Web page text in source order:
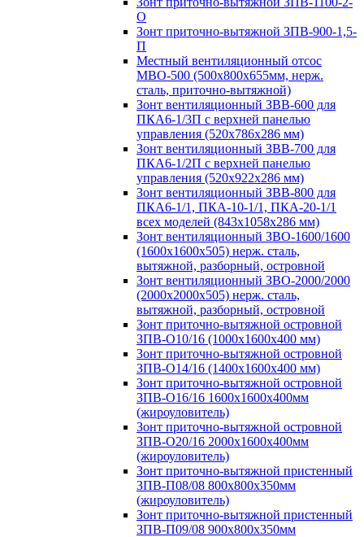
О
Зонт приточно-вытяжной ЗПВ-900-1,5-
П
Местный вентиляционный отсос
МВО-500 (500х800х655мм, нерж.
сталь, приточно-вытяжной)
Зонт вентиляционный ЗВВ-600 для
ПКА6-1/3П с верхней панелью
управления (520х786х286 мм)
Зонт вентиляционный ЗВВ-700 для
ПКА6-1/2П с верхней панелью
управления (520х922х286 мм)
Зонт вентиляционный ЗВВ-800 для
ПКА6-1/1, ПКА-10-1/1, ПКА-20-1/1
всех моделей (843х1058х286 мм)
Зонт вентиляционный ЗВО-1600/1600
(1600х1600х505) нерж. сталь,
вытяжной, разборный, островной
Зонт вентиляционный ЗВО-2000/2000
(2000х2000х505) нерж. сталь,
вытяжной, разборный, островной
Зонт приточно-вытяжной островной
ЗПВ-О10/16 (1000х1600х400 мм)
Зонт приточно-вытяжной островной
ЗПВ-О14/16 (1400х1600х400 мм)
Зонт приточно-вытяжной островной
ЗПВ-О16/16 1600х1600х400мм
(жироуловитель)
Зонт приточно-вытяжной островной
ЗПВ-О20/16 2000х1600х400мм
(жироуловитель)
Зонт приточно-вытяжной пристенный
ЗПВ-П08/08 800х800х350мм
(жироуловитель)
Зонт приточно-вытяжной пристенный
ЗПВ-П09/08 900х800х350мм